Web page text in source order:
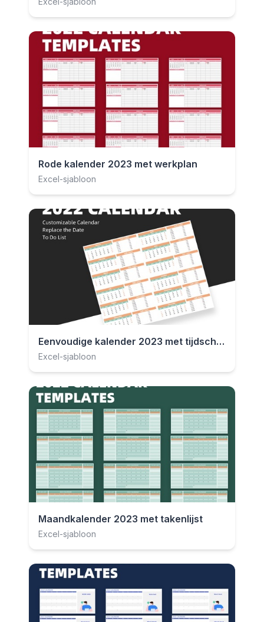
Rode kalender 2023 met werkplan
Excel-sjabloon
Eenvoudige kalender 2023 met tijdschema
Excel-sjabloon
Maandkalender 2023 met takenlijst
Excel-sjabloon